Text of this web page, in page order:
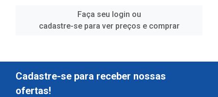
Faça seu login ou
cadastre-se para ver preços e comprar
Cadastre-se para receber nossas
ofertas!